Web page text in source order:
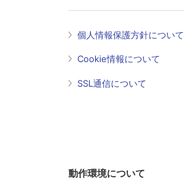
個人情報保護方針について
Cookie情報について
SSL通信について
動作環境について